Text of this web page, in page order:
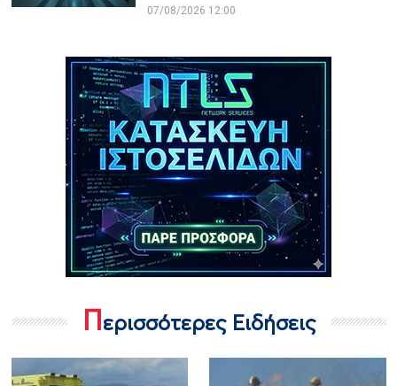
07/08/2026 12:00
Περισσότερες Ειδήσεις